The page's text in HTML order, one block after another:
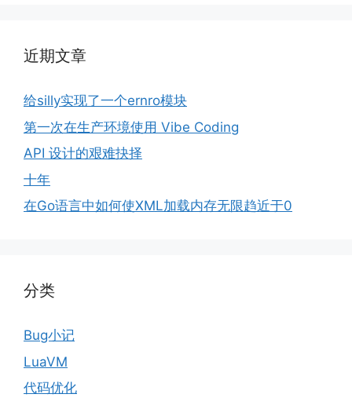
近期文章
给silly实现了一个ernro模块
第一次在生产环境使用 Vibe Coding
API 设计的艰难抉择
十年
在Go语言中如何使XML加载内存无限趋近于0
分类
Bug小记
LuaVM
代码优化